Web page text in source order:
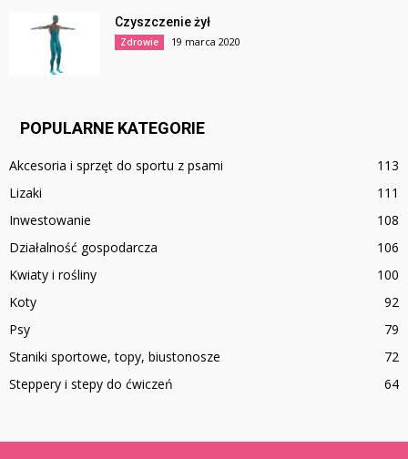
Czyszczenie żył
Zdrowie 19 marca 2020
POPULARNE KATEGORIE
Akcesoria i sprzęt do sportu z psami
113
Lizaki
111
Inwestowanie
108
Działalność gospodarcza
106
Kwiaty i rośliny
100
Koty
92
Psy
79
Staniki sportowe, topy, biustonosze
72
Steppery i stepy do ćwiczeń
64